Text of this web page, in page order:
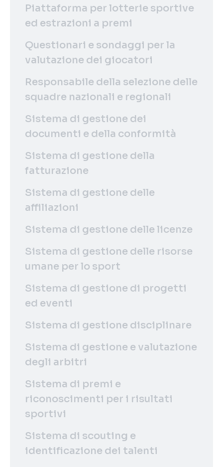
Piattaforma per lotterie sportive
ed estrazioni a premi
Questionari e sondaggi per la
valutazione dei giocatori
Responsabile della selezione delle
squadre nazionali e regionali
Sistema di gestione dei
documenti e della conformità
Sistema di gestione della
fatturazione
Sistema di gestione delle
affiliazioni
Sistema di gestione delle licenze
Sistema di gestione delle risorse
umane per lo sport
Sistema di gestione di progetti
ed eventi
Sistema di gestione disciplinare
Sistema di gestione e valutazione
degli arbitri
Sistema di premi e
riconoscimenti per i risultati
sportivi
Sistema di scouting e
identificazione dei talenti